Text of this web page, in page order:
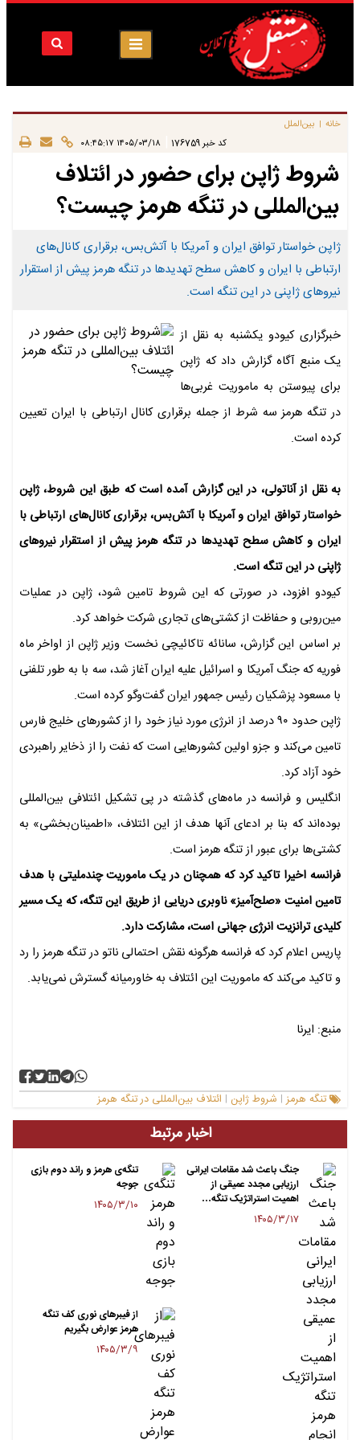
خانه | بین‌الملل
کد خبر 176759 ۱۴۰۵/۰۳/۱۸ ۰۸:۴۵:۱۷
شروط ژاپن برای حضور در ائتلاف
بین‌المللی در تنگه هرمز چیست؟
ژاپن خواستار توافق ایران و آمریکا با آتش‌بس، برقراری کانال‌های
ارتباطی با ایران و کاهش سطح تهدیدها در تنگه هرمز پیش از استقرار
نیروهای ژاپنی در این تنگه است.
خبرگزاری کیودو یکشنبه به نقل از
یک منبع آگاه گزارش داد که ژاپن
برای پیوستن به ماموریت غربی‌ها
در تنگه هرمز سه شرط از جمله برقراری کانال ارتباطی با ایران تعیین
کرده است.
به نقل از آناتولی، در این گزارش آمده است که طبق این شروط، ژاپن
خواستار توافق ایران و آمریکا با آتش‌بس، برقراری کانال‌های ارتباطی با
ایران و کاهش سطح تهدیدها در تنگه هرمز پیش از استقرار نیروهای
ژاپنی در این تنگه است.
کیودو افزود، در صورتی که این شروط تامین شود، ژاپن در عملیات
مین‌روبی و حفاظت از کشتی‌های تجاری شرکت خواهد کرد.
بر اساس این گزارش، سانائه تاکائیچی نخست وزیر ژاپن از اواخر ماه
فوریه که جنگ آمریکا و اسرائیل علیه ایران آغاز شد، سه با به طور تلفنی
با مسعود پزشکیان رئیس جمهور ایران گفت‌وگو کرده است.
ژاپن حدود ۹۰ درصد از انرژی مورد نیاز خود را از کشورهای خلیج فارس
تامین می‌کند و جزو اولین کشورهایی است که نفت را از ذخایر راهبردی
خود آزاد کرد.
انگلیس و فرانسه در ماه‌های گذشته در پی تشکیل ائتلافی بین‌المللی
بوده‌اند که بنا بر ادعای آنها هدف از این ائتلاف، «اطمینان‌بخشی» به
کشتی‌ها برای عبور از تنگه هرمز است.
فرانسه اخیرا تاکید کرد که همچنان در یک ماموریت چندملیتی با هدف
تامین امنیت «صلح‌آمیز» ناوبری دریایی از طریق این تنگه، که یک مسیر
کلیدی ترانزیت انرژی جهانی است، مشارکت دارد.
پاریس اعلام کرد که فرانسه هرگونه نقش احتمالی ناتو در تنگه هرمز را رد
و تاکید می‌کند که ماموریت این ائتلاف به خاورمیانه گسترش نمی‌یابد.
منبع: ایرنا
تنگه هرمز | شروط ژاپن | ائتلاف بین‌المللی در تنگه هرمز
اخبار مرتبط
جنگ باعث شد مقامات ایرانی
ارزیابی مجدد عمیقی از
اهمیت استراتژیک تنگه…
۱۴۰۵/۳/۱۷
تنگه‌ی هرمز و راند دوم بازی
جوجه
۱۴۰۵/۳/۱۰
از فیبرهای نوری کف تنگه
هرمز عوارض بگیریم
۱۴۰۵/۳/۹